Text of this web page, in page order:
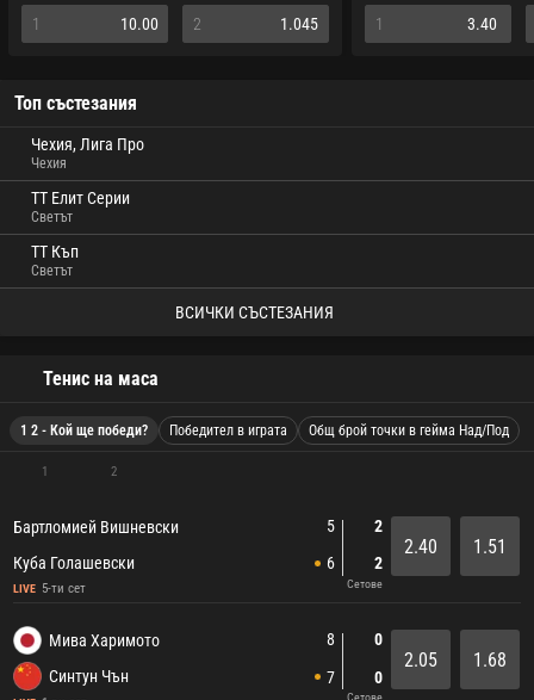
1 10.00 2 1.045 1 3.40
Топ състезания
Чехия, Лига Про
Чехия
ТТ Елит Серии
Светът
ТТ Къп
Светът
ВСИЧКИ СЪСТЕЗАНИЯ
Тенис на маса
1 2 - Кой ще победи? Победител в играта Общ брой точки в гейма Над/Под
1 2
Бартломией Вишневски
Куба Голашевски
LIVE 5-ти сет
5
6
2
2
Сетове
2.40 1.51
Мива Харимото
Синтун Чън
8
7
0
0
Сетове
2.05 1.68